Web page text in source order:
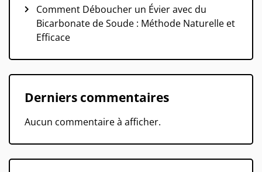
Comment Déboucher un Évier avec du
Bicarbonate de Soude : Méthode Naturelle et
Efficace
Derniers commentaires
Aucun commentaire à afficher.